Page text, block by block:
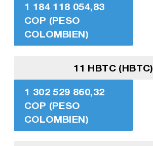
1 184 118 054,83
COP (PESO
COLOMBIEN)
11 HBTC (HBTC)
1 302 529 860,32
COP (PESO
COLOMBIEN)